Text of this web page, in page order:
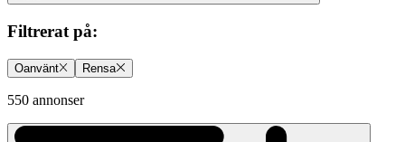
Filtrerat på:
Oanvänt Rensa
550 annonser